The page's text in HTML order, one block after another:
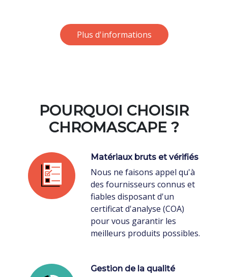
Plus d'informations
POURQUOI CHOISIR
CHROMASCAPE ?
Matériaux bruts et vérifiés
Nous ne faisons appel qu'à
des fournisseurs connus et
fiables disposant d'un
certificat d'analyse (COA)
pour vous garantir les
meilleurs produits possibles.
Gestion de la qualité